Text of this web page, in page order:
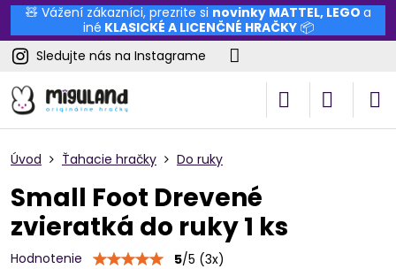
🧸 Vážení zákazníci, prezrite si novinky MATTEL, LEGO a
iné KLASICKÉ A LICENČNÉ HRAČKY📦
Sledujte nás na Instagrame
Úvod Ťahacie hračky Do ruky
Small Foot Drevené
zvieratká do ruky 1 ks
Hodnotenie 5/5 (3x)